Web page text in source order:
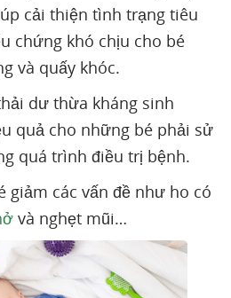
cải thiện tình trạng tiêu
chứng khó chịu cho bé
và quấy khóc.
dư thừa kháng sinh
quả cho những bé phải sử
quá trình điều trị bệnh.
giảm các vấn đề như ho có
và nghẹt mũi…